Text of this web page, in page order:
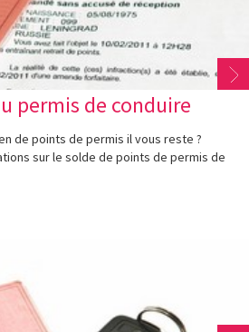
permis de conduire
de points de permis il vous reste ?
sur le solde de points de permis de